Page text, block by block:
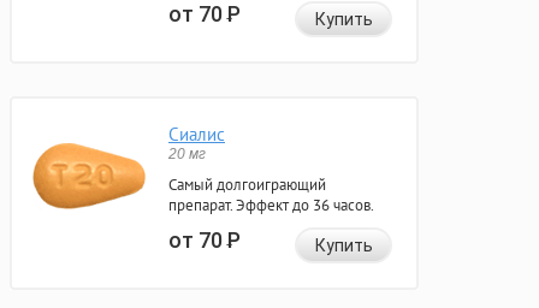
от 70Р Купить
Сиалис
20 мг
Самый долгоиграющий
препарат. Эффект до 36 часов.
от 70Р Купить